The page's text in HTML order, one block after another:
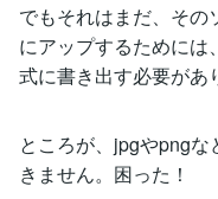
でもそれはまだ、そ
にアップするために
式に書き出す必要があ
ところが、jpgやpng
きません。困った！